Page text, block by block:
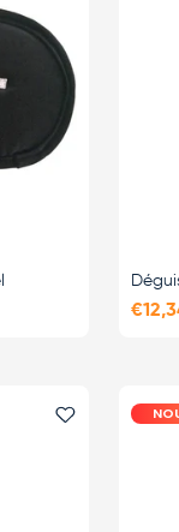
Ajouter le